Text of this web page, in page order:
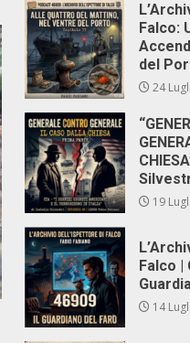
Falco:
del
24
19
Falco |
14